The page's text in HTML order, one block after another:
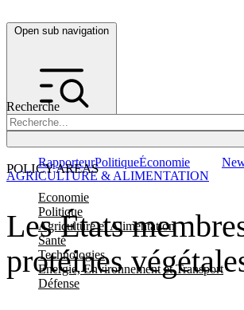
Open sub navigation
Recherche
POLICY AREAS
Economie
Politique
Agriculture et Alimentation
Santé
Technologies
Energie, Environnement et Transport
Défense
RapporteurPolitiqueÉconomie
Les États
protéines
AGRICULTURE & ALIMENTATION